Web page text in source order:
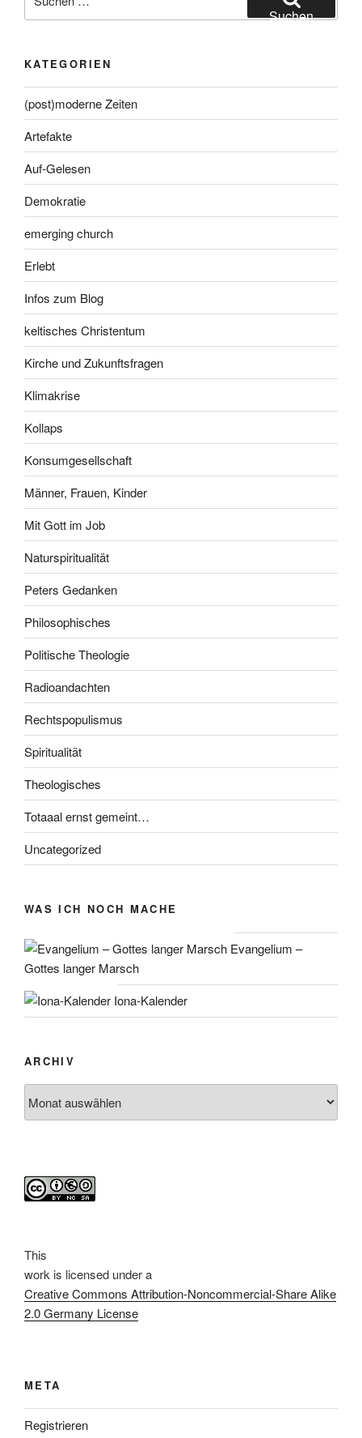
nach:
Suchen
KATEGORIEN
(post)moderne Zeiten
Artefakte
Auf-Gelesen
Demokratie
emerging church
Erlebt
Infos zum Blog
keltisches Christentum
Kirche und Zukunftsfragen
Klimakrise
Kollaps
Konsumgesellschaft
Männer, Frauen, Kinder
Mit Gott im Job
Naturspiritualität
Peters Gedanken
Philosophisches
Politische Theologie
Radioandachten
Rechtspopulismus
Spiritualität
Theologisches
Totaaal ernst gemeint…
Uncategorized
WAS ICH NOCH MACHE
Evangelium –
Gottes langer Marsch
Iona-Kalender
ARCHIV
This
work is licensed under a
Creative Commons Attribution-Noncommercial-Share Alike
2.0 Germany License
META
Registrieren